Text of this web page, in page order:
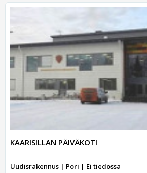
KAARISILLAN PÄIVÄKOTI
Uudisrakennus | Pori | Ei tiedossa